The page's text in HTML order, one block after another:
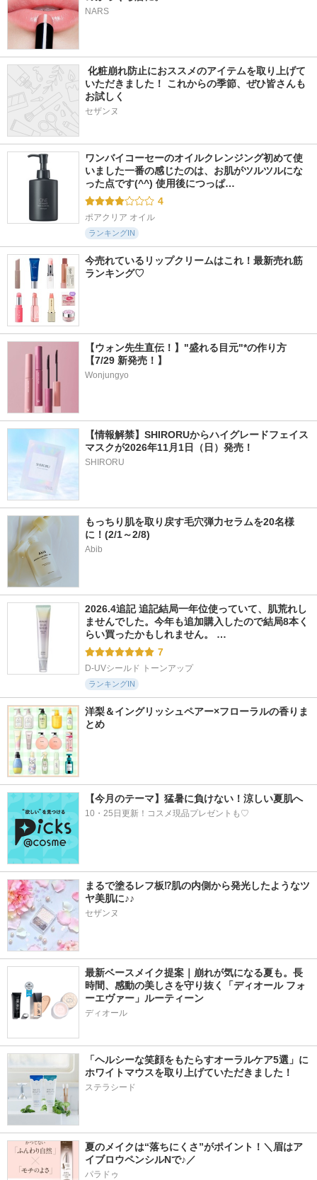
NARS
化粧崩れ防止におススメのアイテムを取り上げて
いただきました！ これからの季節、ぜひ皆さんも
お試しく
セザンヌ
ワンバイコーセーのオイルクレンジング初めて使
いました一番の感じたのは、お肌がツルツルにな
った点です(^^) 使用後につっぱ…
4
ポアクリア オイル
ランキングIN
今売れているリップクリームはこれ！最新売れ筋
ランキング♡
【ウォン先生直伝！】"盛れる目元"*の作り方
【7/29 新発売！】
Wonjungyo
【情報解禁】SHIRORUからハイグレードフェイス
マスクが2026年11月1日（日）発売！
SHIRORU
もっちり肌を取り戻す毛穴弾力セラムを20名様
に！(2/1～2/8)
Abib
2026.4追記 追記結局一年位使っていて、肌荒れし
ませんでした。今年も追加購入したので結局8本く
らい買ったかもしれません。 …
7
D-UVシールド トーンアップ
ランキングIN
洋梨＆イングリッシュペアー×フローラルの香りま
とめ
【今月のテーマ】猛暑に負けない！涼しい夏肌へ
10・25日更新！コスメ現品プレゼントも♡
まるで塗るレフ板⁉肌の内側から発光したようなツ
ヤ美肌に♪♪
セザンヌ
最新ベースメイク提案｜崩れが気になる夏も。長
時間、感動の美しさを守り抜く「ディオール フォ
ーエヴァー」ルーティーン
ディオール
「ヘルシーな笑顔をもたらすオーラルケア5選」に
ホワイトマウスを取り上げていただきました！
ステラシード
夏のメイクは“落ちにくさ”がポイント！＼眉はア
イブロウペンシルNで♪／
パラドゥ